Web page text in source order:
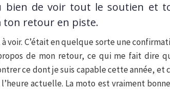
bien de voir tout le soutien et
ton retour en piste.
voir. C’était en quelque sorte une
de mon retour, ce qui me fait dire
ce dont je suis capable cette année, et
l’heure actuelle. La moto est vraiment